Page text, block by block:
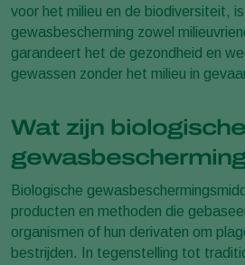
voor het milieu en de biodiversiteit,
gewasbescherming zowel
garandeert het de gezondheid en
gewassen zonder het milieu in
Wat zijn biologische
Biologische
producten en methoden die
organismen of hun derivaten om
bestrijden. In tegenstelling tot